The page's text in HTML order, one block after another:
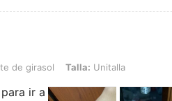
Talla: Unitalla
de girasol Talla: Unitalla
ir a